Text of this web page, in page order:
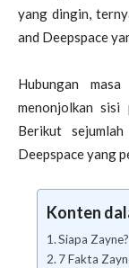
yang dingin,
and Deepspace
Hubungan
menonjolkan
Berikut
Deepspace yang
Konten
Siapa Zayne?
7 Fakta